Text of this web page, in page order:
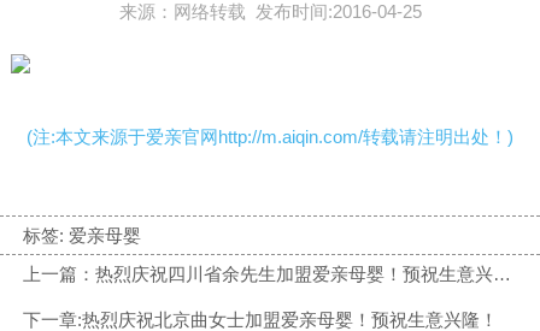
来源：网络转载 发布时间:2016-04-25
(注:本文来源于爱亲官网http://m.aiqin.com/转载请注明出处！)
标签: 爱亲母婴
上一篇：热烈庆祝四川省余先生加盟爱亲母婴！预祝生意兴隆！
下一章:热烈庆祝北京曲女士加盟爱亲母婴！预祝生意兴隆！